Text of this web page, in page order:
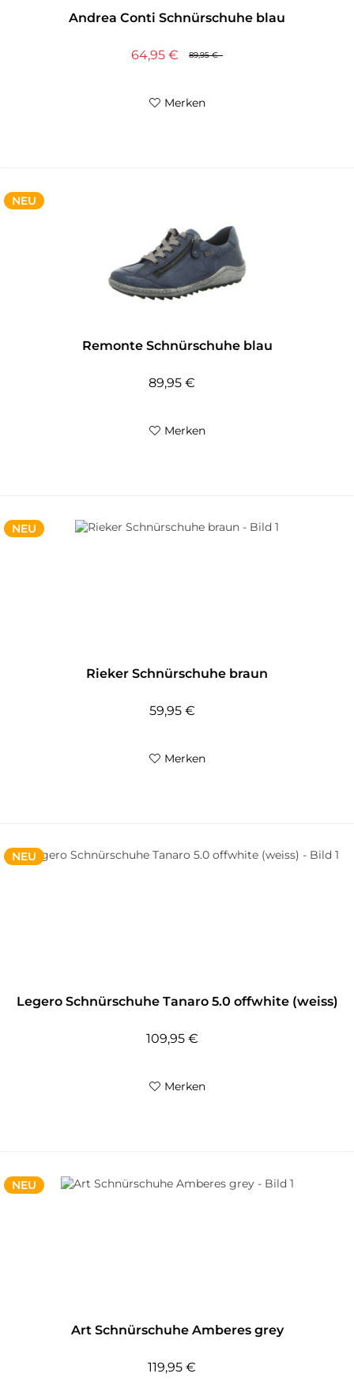
Andrea Conti Schnürschuhe blau
89,95 €
64,95 €
Merken
NEU
Remonte Schnürschuhe blau
89,95 €
Merken
NEU
Rieker Schnürschuhe braun
59,95 €
Merken
NEU
Legero Schnürschuhe Tanaro 5.0 offwhite (weiss)
109,95 €
Merken
NEU
Art Schnürschuhe Amberes grey
119,95 €